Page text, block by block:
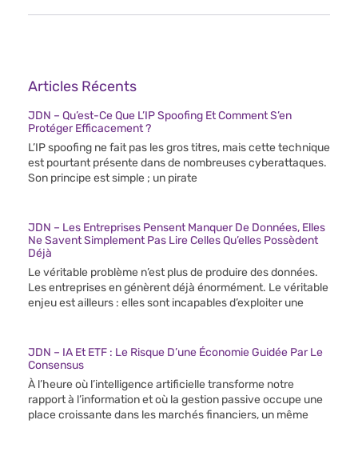
Articles Récents
JDN – Qu’est-Ce Que L’IP Spoofing Et Comment S’en
Protéger Efficacement ?
L’IP spoofing ne fait pas les gros titres, mais cette technique
est pourtant présente dans de nombreuses cyberattaques.
Son principe est simple ; un pirate
JDN – Les Entreprises Pensent Manquer De Données, Elles
Ne Savent Simplement Pas Lire Celles Qu’elles Possèdent
Déjà
Le véritable problème n’est plus de produire des données.
Les entreprises en génèrent déjà énormément. Le véritable
enjeu est ailleurs : elles sont incapables d’exploiter une
JDN – IA Et ETF : Le Risque D’une Économie Guidée Par Le
Consensus
À l’heure où l’intelligence artificielle transforme notre
rapport à l’information et où la gestion passive occupe une
place croissante dans les marchés financiers, un même